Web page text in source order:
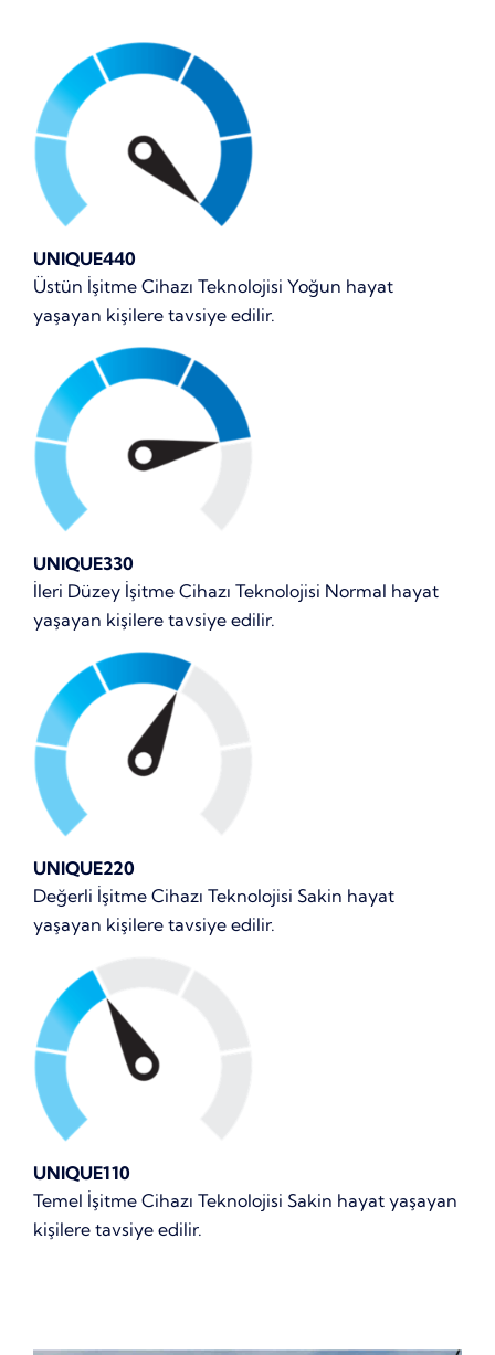
UNIQUE440
Üstün İşitme Cihazı Teknolojisi Yoğun hayat
yaşayan kişilere tavsiye edilir.
UNIQUE330
İleri Düzey İşitme Cihazı Teknolojisi Normal hayat
yaşayan kişilere tavsiye edilir.
UNIQUE220
Değerli İşitme Cihazı Teknolojisi Sakin hayat
yaşayan kişilere tavsiye edilir.
UNIQUE110
Temel İşitme Cihazı Teknolojisi Sakin hayat yaşayan
kişilere tavsiye edilir.